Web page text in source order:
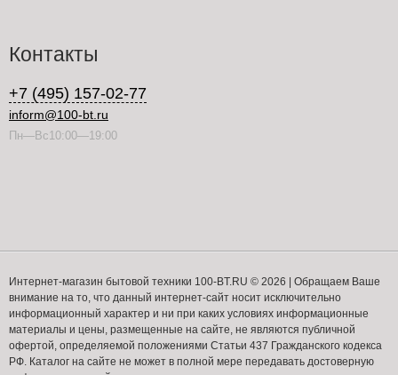
Контакты
+7 (495) 157-02-77
inform@100-bt.ru
Пн—Вс10:00—19:00
Интернет-магазин бытовой техники 100-BT.RU © 2026 | Обращаем Ваше
внимание на то, что данный интернет-сайт носит исключительно
информационный характер и ни при каких условиях информационные
материалы и цены, размещенные на сайте, не являются публичной
офертой, определяемой положениями Статьи 437 Гражданского кодекса
РФ. Каталог на сайте не может в полной мере передавать достоверную